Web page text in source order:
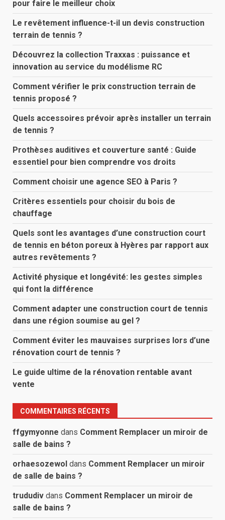
pour faire le meilleur choix
Le revêtement influence-t-il un devis construction
terrain de tennis ?
Découvrez la collection Traxxas : puissance et
innovation au service du modélisme RC
Comment vérifier le prix construction terrain de
tennis proposé ?
Quels accessoires prévoir après installer un terrain
de tennis ?
Prothèses auditives et couverture santé : Guide
essentiel pour bien comprendre vos droits
Comment choisir une agence SEO à Paris ?
Critères essentiels pour choisir du bois de
chauffage
Quels sont les avantages d’une construction court
de tennis en béton poreux à Hyères par rapport aux
autres revêtements ?
Activité physique et longévité: les gestes simples
qui font la différence
Comment adapter une construction court de tennis
dans une région soumise au gel ?
Comment éviter les mauvaises surprises lors d’une
rénovation court de tennis ?
Le guide ultime de la rénovation rentable avant
vente
COMMENTAIRES RÉCENTS
ffgymyonne dans Comment Remplacer un miroir de
salle de bains ?
orhaesozewol dans Comment Remplacer un miroir
de salle de bains ?
trududiv dans Comment Remplacer un miroir de
salle de bains ?